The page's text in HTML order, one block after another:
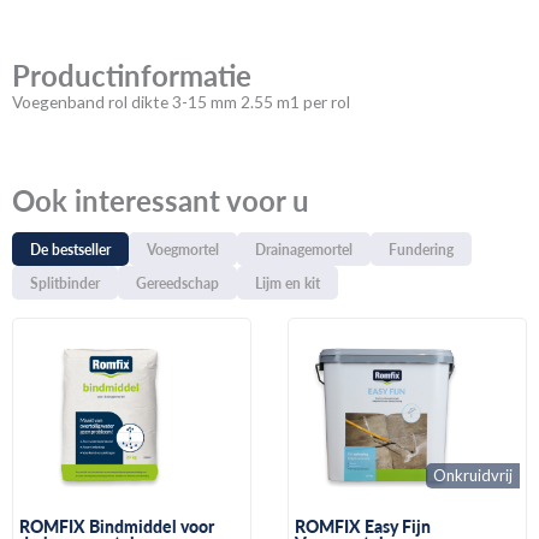
Productinformatie
Voegenband rol dikte 3-15 mm 2.55 m1 per rol
Ook interessant voor u
De bestseller Voegmortel Drainagemortel
Fundering
Splitbinder
Gereedschap Lijm en kit
ROMFIX Bindmiddel voor
Onkruidvrij
ROMFIX Easy Fijn